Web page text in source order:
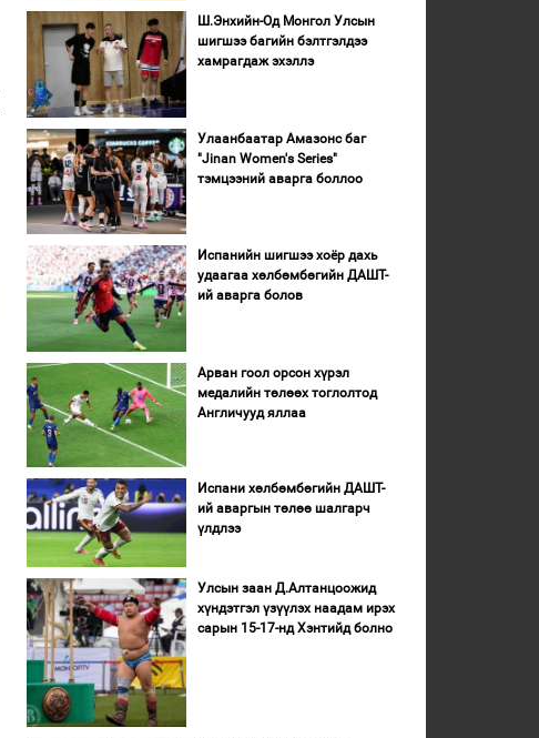
Ш.Энхийн-Од Монгол Улсын
шигшээ багийн бэлтгэлдээ
хамрагдаж эхэллэ
Улаанбаатар Амазонс баг
"Jinan Women's Series"
тэмцээний аварга боллоо
Испанийн шигшээ хоёр дахь
удаагаа хөлбөмбөгийн ДАШТ-
ий аварга болов
Арван гоол орсон хүрэл
медалийн төлөөх тоглолтод
Англичууд яллаа
Испани хөлбөмбөгийн ДАШТ-
ий аваргын төлөө шалгарч
үлдлээ
Улсын заан Д.Алтанцоожид
хүндэтгэл үзүүлэх наадам ирэх
сарын 15-17-нд Хэнтийд болно